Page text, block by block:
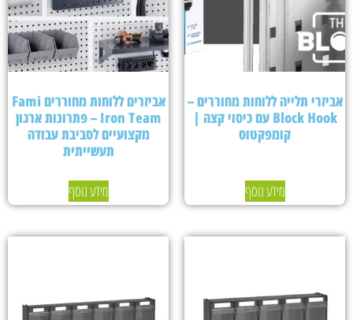
אביזרי תלייה ללוחות מחוררים –
Block Hook עם כיסוי קצה |
קומפקטוס
מידע נוסף
אביזרים ללוחות מחוררים Fami
Iron Team – פתרונות ארגון
מקצועיים לסביבת עבודה
תעשייתית
מידע נוסף